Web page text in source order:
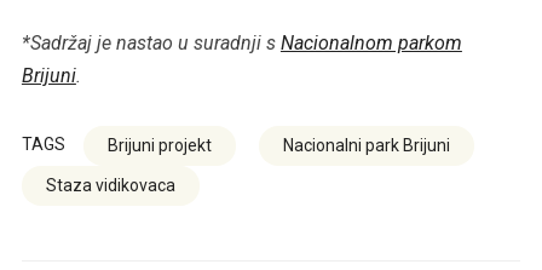
*Sadržaj je nastao u suradnji s Nacionalnom parkom
Brijuni.
TAGS Brijuni projekt Nacionalni park Brijuni
Staza vidikovaca